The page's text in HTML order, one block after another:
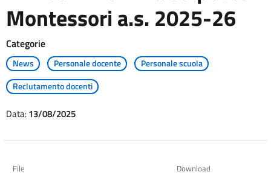
Montessori a.s. 2025-26
Categorie
News Personale docente
Personale scuola
Reclutamento docenti
Data:13/08/2025
File Download